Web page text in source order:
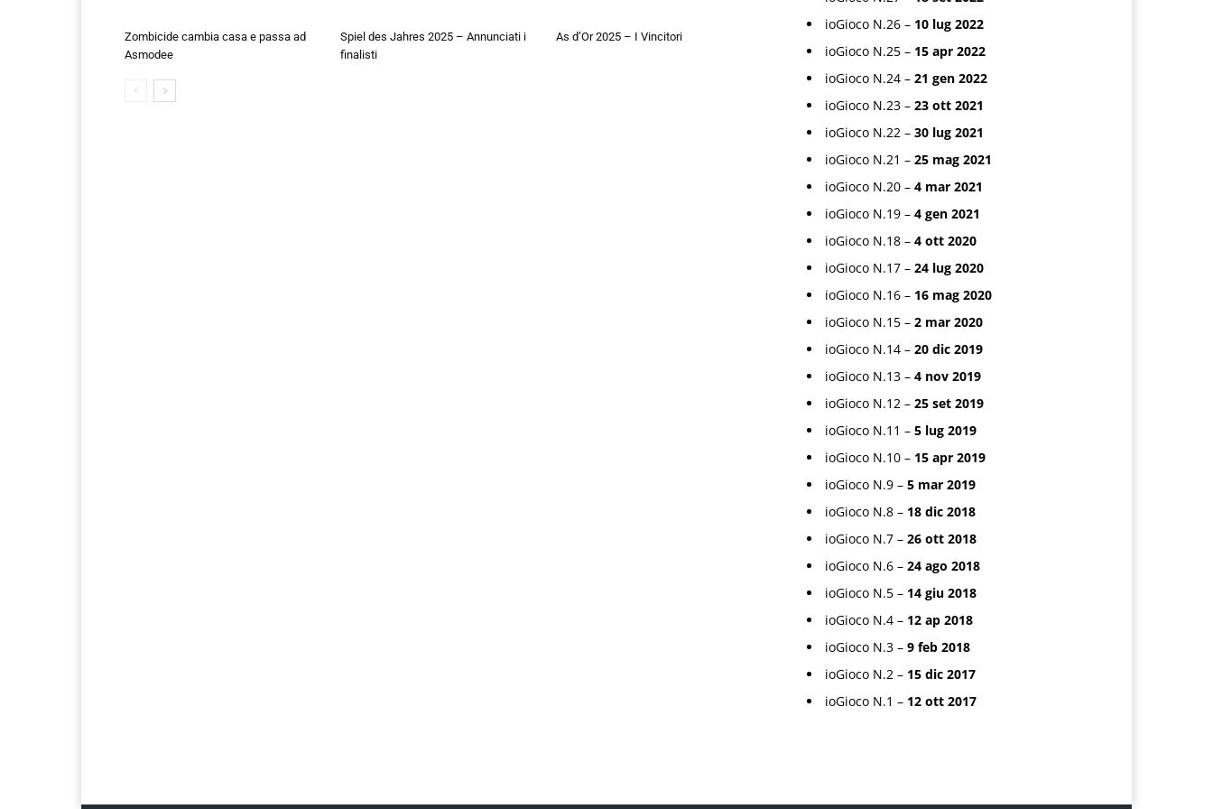
Zombicide cambia casa e passa ad
Asmodee
Spiel des Jahres 2025 – Annunciati i
finalisti
As d’Or 2025 – I Vincitori
ioGioco N.26 – 10 lug 2022
ioGioco N.25 – 15 apr 2022
ioGioco N.24 – 21 gen 2022
ioGioco N.23 – 23 ott 2021
ioGioco N.22 – 30 lug 2021
ioGioco N.21 – 25 mag 2021
ioGioco N.20 – 4 mar 2021
ioGioco N.19 – 4 gen 2021
ioGioco N.18 – 4 ott 2020
ioGioco N.17 – 24 lug 2020
ioGioco N.16 – 16 mag 2020
ioGioco N.15 – 2 mar 2020
ioGioco N.14 – 20 dic 2019
ioGioco N.13 – 4 nov 2019
ioGioco N.12 – 25 set 2019
ioGioco N.11 – 5 lug 2019
ioGioco N.10 – 15 apr 2019
ioGioco N.9 – 5 mar 2019
ioGioco N.8 – 18 dic 2018
ioGioco N.7 – 26 ott 2018
ioGioco N.6 – 24 ago 2018
ioGioco N.5 – 14 giu 2018
ioGioco N.4 – 12 ap 2018
ioGioco N.3 – 9 feb 2018
ioGioco N.2 – 15 dic 2017
ioGioco N.1 – 12 ott 2017